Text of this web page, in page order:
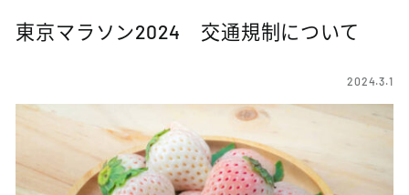
東京マラソン2024 交通規制について
2024.3.1